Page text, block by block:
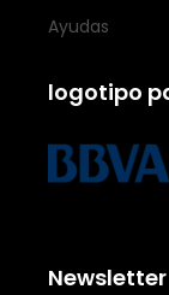
Ayudas
logotipo